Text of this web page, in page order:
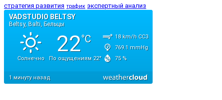
стратегия развития трафик экспертный анализ